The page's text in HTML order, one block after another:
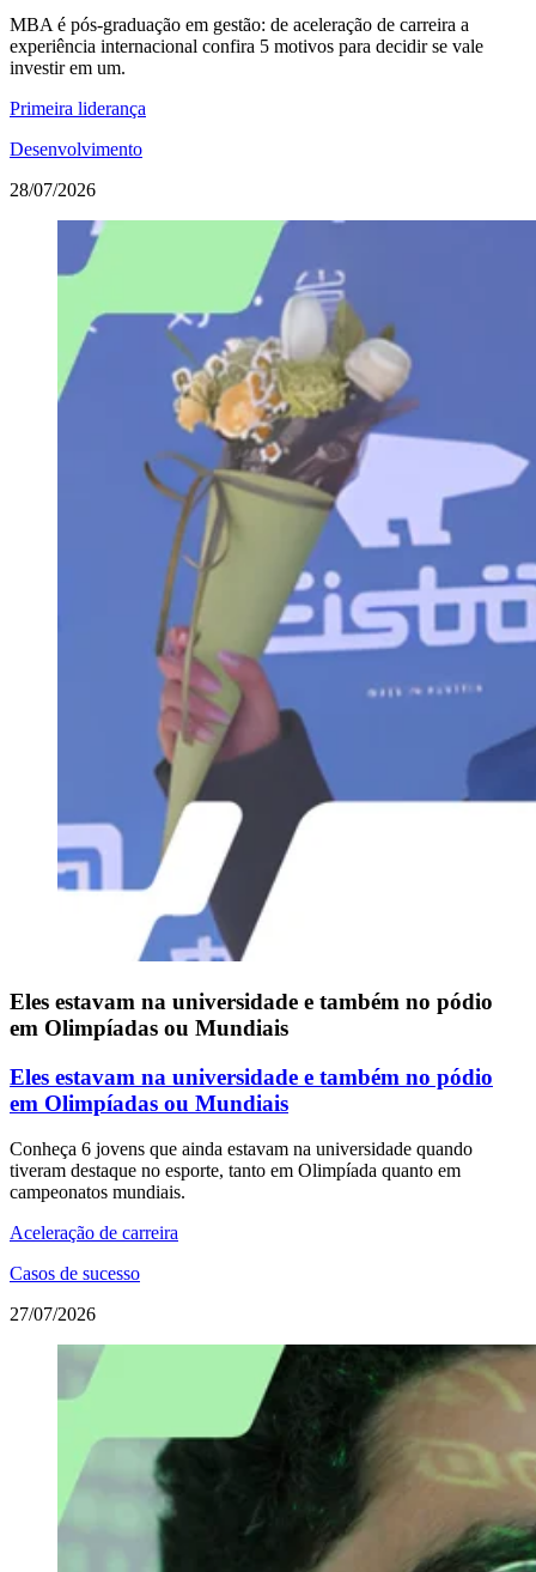
MBA é pós-graduação em gestão: de aceleração de carreira a
experiência internacional confira 5 motivos para decidir se vale
investir em um.
Primeira liderança
Desenvolvimento
28/07/2026
Eles estavam na universidade e também no pódio
em Olimpíadas ou Mundiais
Eles estavam na universidade e também no pódio
em Olimpíadas ou Mundiais
Conheça 6 jovens que ainda estavam na universidade quando
tiveram destaque no esporte, tanto em Olimpíada quanto em
campeonatos mundiais.
Aceleração de carreira
Casos de sucesso
27/07/2026